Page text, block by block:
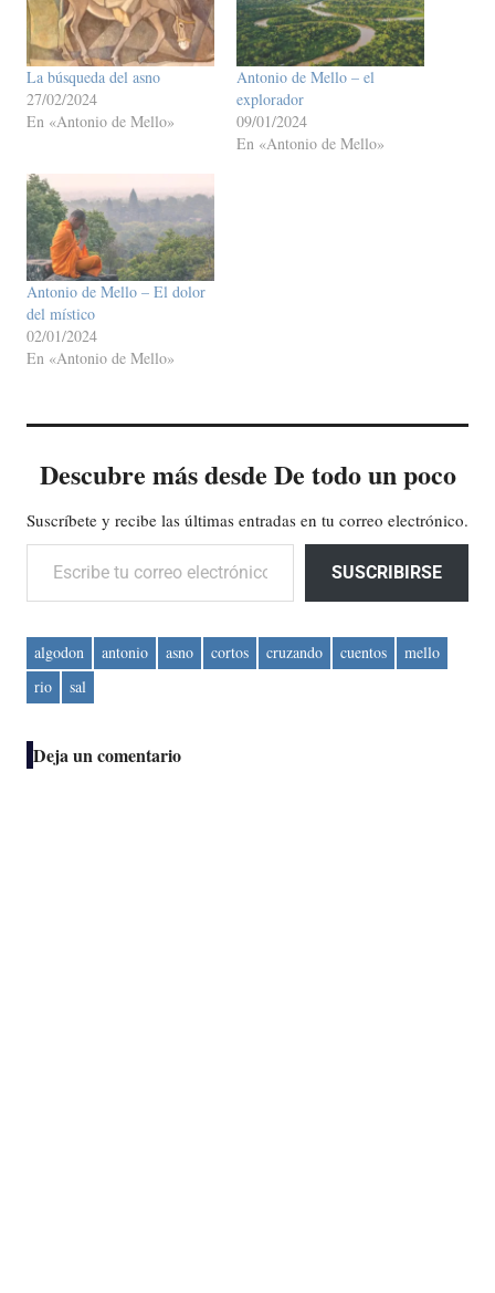
La búsqueda del asno
27/02/2024
En «Antonio de Mello»
Antonio de Mello – el
explorador
09/01/2024
En «Antonio de Mello»
Antonio de Mello – El dolor
del místico
02/01/2024
En «Antonio de Mello»
Descubre más desde De todo un poco
Suscríbete y recibe las últimas entradas en tu correo electrónico.
Escribe tu correo electrónico…
SUSCRIBIRSE
algodon antonio asno cortos cruzando cuentos
mello
rio
sal
Deja un comentario